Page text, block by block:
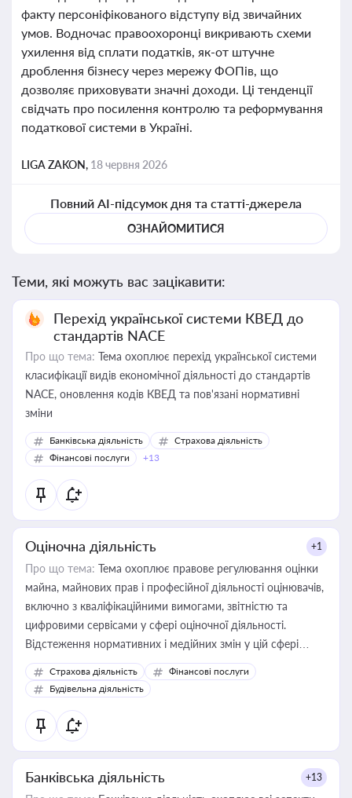
факту персоніфікованого відступу від звичайних
умов. Водночас правоохоронці викривають схеми
ухилення від сплати податків, як-от штучне
дроблення бізнесу через мережу ФОПів, що
дозволяє приховувати значні доходи. Ці тенденції
свідчать про посилення контролю та реформування
податкової системи в Україні.
LIGA ZAKON, 18 червня 2026
Повний AI-підсумок дня та статті-джерела
ОЗНАЙОМИТИСЯ
Теми, які можуть вас зацікавити:
Перехід української системи КВЕД до
стандартів NACE
Про що тема: Тема охоплює перехід української системи
класифікації видів економічної діяльності до стандартів
NACE, оновлення кодів КВЕД та пов'язані нормативні
зміни
Банківська діяльність
Страхова діяльність
Фінансові послуги
+13
Оціночна діяльність +1
Про що тема: Тема охоплює правове регулювання оцінки
майна, майнових прав і професійної діяльності оцінювачів,
включно з кваліфікаційними вимогами, звітністю та
цифровими сервісами у сфері оціночної діяльності.
Відстеження нормативних і медійних змін у цій сфері
корисне для власника бізнесу, керівника, юриста або
бухгалтера під час оподаткування, приватизації, оренди
державного майна, корпоративних угод і перевірки
статусу суб'єктів оціночної діяльності
Страхова діяльність
Фінансові послуги
Будівельна діяльність
Банківська діяльність +13